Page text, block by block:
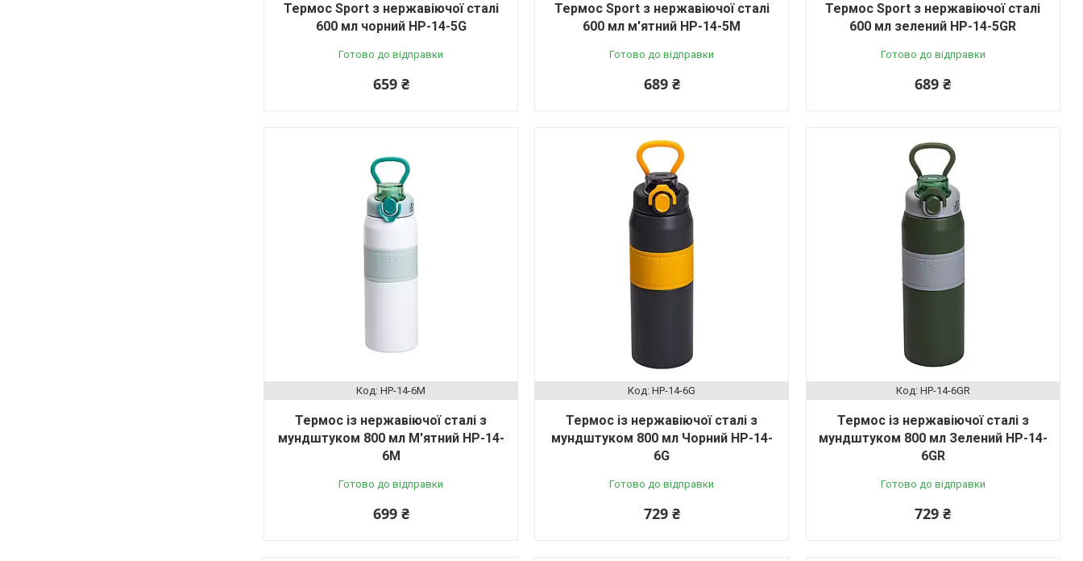
Термос Sport з нержавіючої сталі
600 мл чорний HP-14-5G
Готово до відправки
659 ₴
Термос Sport з нержавіючої сталі
600 мл м'ятний HP-14-5M
Готово до відправки
689 ₴
Термос Sport з нержавіючої сталі
600 мл зелений HP-14-5GR
Готово до відправки
689 ₴
HP-14-6M
Термос із нержавіючої сталі з
мундштуком 800 мл М'ятний HP-14-
6M
Готово до відправки
699 ₴
HP-14-6G
Термос із нержавіючої сталі з
мундштуком 800 мл Чорний HP-14-
6G
Готово до відправки
729 ₴
HP-14-6GR
Термос із нержавіючої сталі з
мундштуком 800 мл Зелений HP-14-
6GR
Готово до відправки
729 ₴